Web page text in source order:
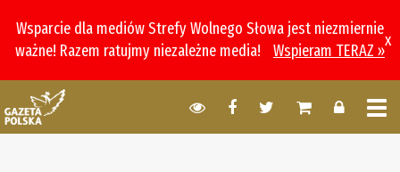
Wsparcie dla mediów Strefy Wolnego Słowa jest niezmiernie
ważne! Razem ratujmy niezależne media!
Wspieram TERAZ »
x